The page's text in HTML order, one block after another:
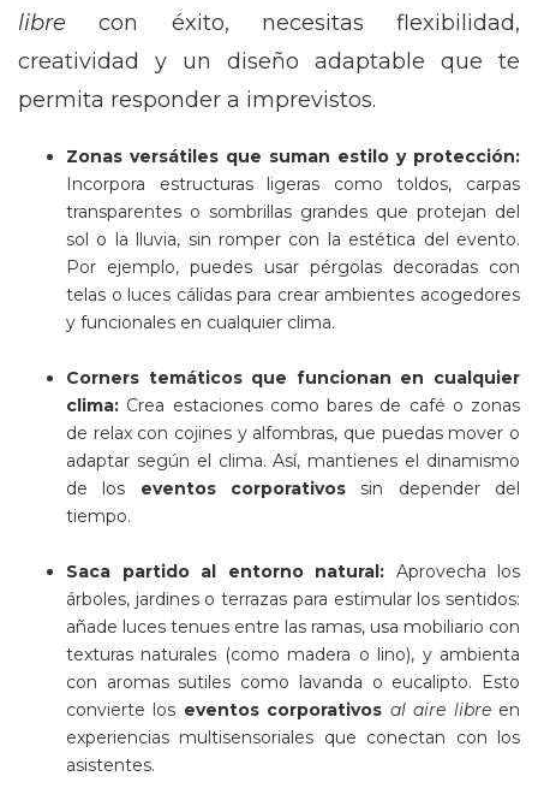
libre con éxito, necesitas flexibilidad,
creatividad y un diseño adaptable que te
permita responder a imprevistos.
Zonas versátiles que suman estilo y protección:
Incorpora estructuras ligeras como toldos, carpas
transparentes o sombrillas grandes que protejan del
sol o la lluvia, sin romper con la estética del evento.
Por ejemplo, puedes usar pérgolas decoradas con
telas o luces cálidas para crear ambientes acogedores
y funcionales en cualquier clima.
Corners temáticos que funcionan en cualquier
clima: Crea estaciones como bares de café o zonas
de relax con cojines y alfombras, que puedas mover o
adaptar según el clima. Así, mantienes el dinamismo
de los eventos corporativos sin depender del
tiempo.
Saca partido al entorno natural: Aprovecha los
árboles, jardines o terrazas para estimular los sentidos:
añade luces tenues entre las ramas, usa mobiliario con
texturas naturales (como madera o lino), y ambienta
con aromas sutiles como lavanda o eucalipto. Esto
convierte los eventos corporativos al aire libreen
experiencias multisensoriales que conectan con los
asistentes.